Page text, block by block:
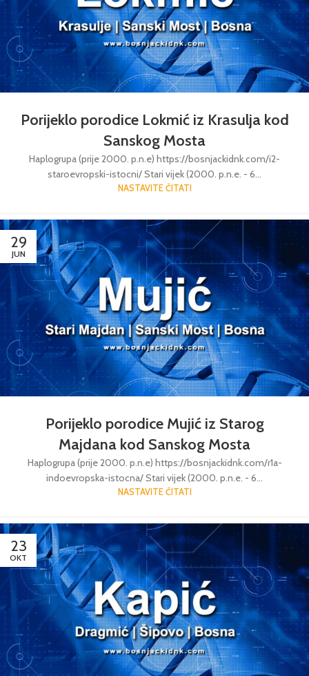
Porijeklo porodice Lokmić iz Krasulja kod
Sanskog Mosta
Haplogrupa (prije 2000. p.n.e) https://bosnjackidnk.com/i2-
staroevropski-istocni/ Stari vijek (2000. p.n.e. - 6...
NASTAVITE ČITATI
29
JUN
Porijeklo porodice Mujić iz Starog
Majdana kod Sanskog Mosta
Haplogrupa (prije 2000. p.n.e) https://bosnjackidnk.com/r1a-
indoevropska-istocna/ Stari vijek (2000. p.n.e. - 6...
NASTAVITE ČITATI
23
OKT